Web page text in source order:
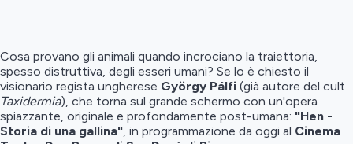
Cosa provano gli animali quando incrociano la traiettoria,
spesso distruttiva, degli esseri umani? Se lo è chiesto il
visionario regista ungherese György Pálfi (già autore del cult
Taxidermia), che torna sul grande schermo con un'opera
spiazzante, originale e profondamente post-umana: "Hen -
Storia di una gallina", in programmazione da oggi al Cinema